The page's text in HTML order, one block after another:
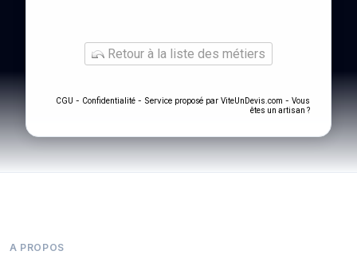
Retour à la liste des métiers
CGU - Confidentialité - Service proposé par ViteUnDevis.com - Vous
êtes un artisan ?
A PROPOS